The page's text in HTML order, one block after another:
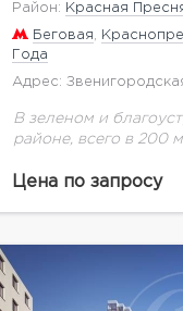
Район: Красная
Беговая
Года
Адрес:
В зеленом и
районе, всего в 200
проект комплексной
Цена по запросу